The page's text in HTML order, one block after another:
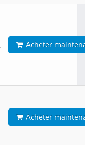
Acheter
Acheter